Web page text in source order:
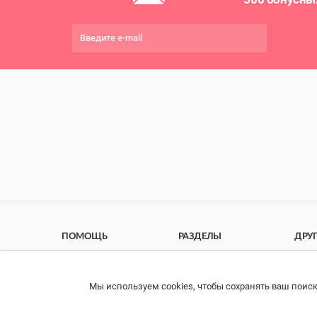
Найдено :
Мы используем cookies, чтобы сохранять ваш
РАЗДЕЛЫ
Ветаптека
ПОМОЩЬ
Права потребителя